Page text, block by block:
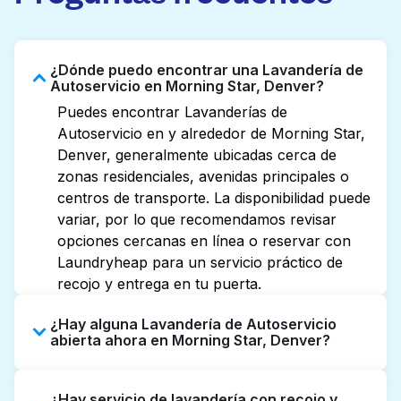
¿Dónde puedo encontrar una Lavandería de
Autoservicio en Morning Star, Denver?
Puedes encontrar Lavanderías de
Autoservicio en y alrededor de Morning Star,
Denver, generalmente ubicadas cerca de
zonas residenciales, avenidas principales o
centros de transporte. La disponibilidad puede
variar, por lo que recomendamos revisar
opciones cercanas en línea o reservar con
Laundryheap para un servicio práctico de
recojo y entrega en tu puerta.
¿Hay alguna Lavandería de Autoservicio
abierta ahora en Morning Star, Denver?